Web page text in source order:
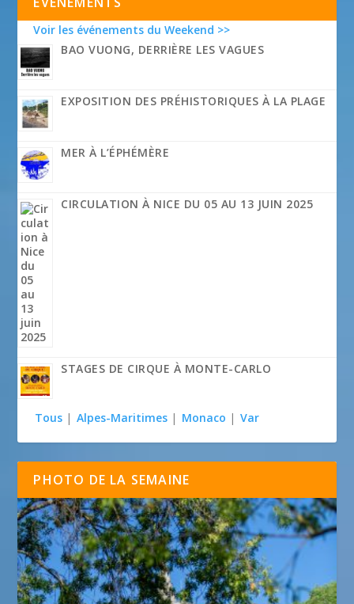
Voir les événements du Weekend >>
BAO VUONG, DERRIÈRE LES VAGUES
EXPOSITION DES PRÉHISTORIQUES À LA PLAGE
MER À L’ÉPHÉMÈRE
CIRCULATION À NICE DU 05 AU 13 JUIN 2025
STAGES DE CIRQUE À MONTE-CARLO
Tous | Alpes-Maritimes | Monaco | Var
PHOTO DE LA SEMAINE